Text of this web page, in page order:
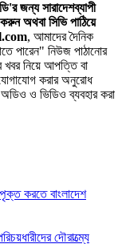
জন্য সারাদেশব্যাপী
অথবা সিভি পাঠিয়ে
, আমাদের দৈনিক
পারেন" নিউজ পাঠানোর
নিয়ে আপত্তি বা
করার অনুরোধ
ও ভিডিও ব্যবহার করা
করতে বাংলাদেশ
দৌরাত্ম্যে